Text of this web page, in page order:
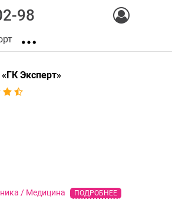
98
Эксперт»
/ Медицина ПОДРОБНЕЕ